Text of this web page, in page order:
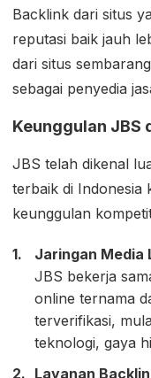
Backlink dari situs
reputasi baik jauh
dari situs
sebagai penyedia
Keunggulan JBS
JBS telah dikenal
terbaik di Indonesia
keunggulan
Jaringan Media
JBS bekerja
online ternama
terverifikasi,
teknologi, gaya
Layanan